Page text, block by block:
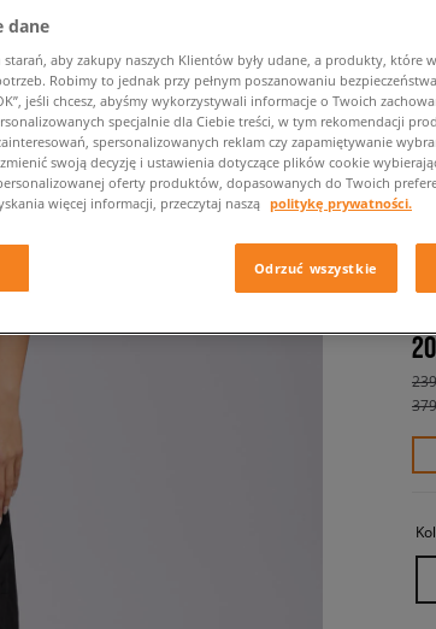
dane
starań, aby zakupy naszych Klientów były udane, a produkty, które
Robimy to jednak przy pełnym poszanowaniu
jeśli chcesz, abyśmy wykorzystywali informacje o Twoich
specjalnie dla Ciebie treści, w tym rekomendacji
spersonalizowanych reklam czy zapamiętywanie
swoją decyzję i ustawienia dotyczące plików cookie
oferty produktów, dopasowanych do Twoich
więcej informacji, przeczytaj naszą politykę prywatności.
Odrzuć wszystkie